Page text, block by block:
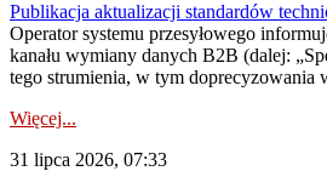
Publikacja aktualizacji standardów
Operator systemu przesyłowego
kanału wymiany danych B2B (dalej:
tego strumienia, w tym doprecyzowania
Więcej...
31 lipca 2026, 07:33